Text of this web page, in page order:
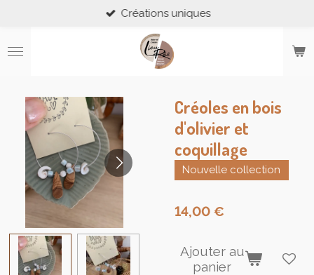
contenu
principal
Créations uniques
Créoles en bois
d'olivier et
coquillage
Nouvelle collection
14,00 €
Ajouter au
panier